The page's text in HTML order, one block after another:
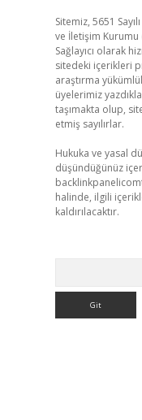
Sitemiz, 5651
ve İletişim Kurumu
Sağlayıcı olarak
sitedeki içerikleri
araştırma
üyelerimiz
taşımakta olup,
etmiş sayılırlar.
Hukuka ve yasal
düşündüğünüz
halinde, ilgili
kaldırılacaktır.